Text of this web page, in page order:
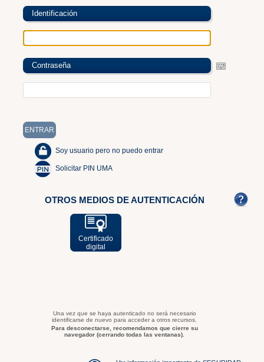
Identificación
Contraseña
Soy usuario pero no puedo entrar
Solicitar PIN UMA
OTROS MEDIOS DE AUTENTICACIÓN
Certificado
digital
Una vez que se haya autenticado no será necesario
identificarse de nuevo para acceder a otros recursos.
Para desconectarse, recomendamos que cierre su
navegador (cerrando todas las ventanas).